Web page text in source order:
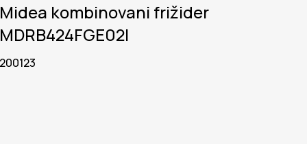
Midea kombinovani frižider
MDRB424FGE02I
200123